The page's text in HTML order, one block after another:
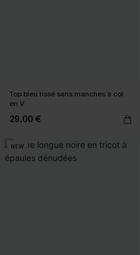
Top bleu tissé sans manches à col
en V
29,00 €
NEW